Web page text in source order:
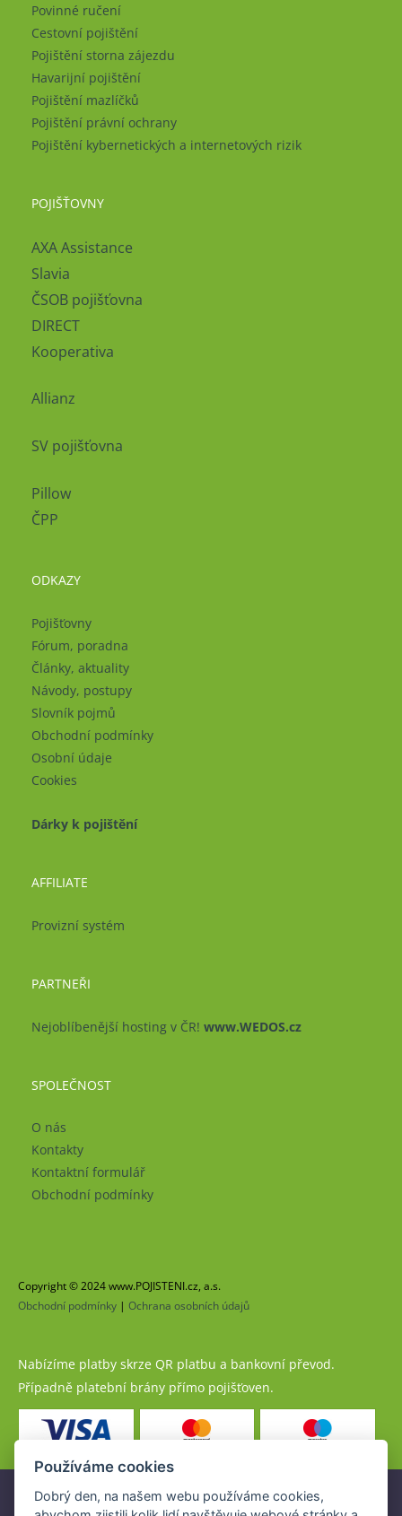
Povinné ručení
Cestovní pojištění
Pojištění storna zájezdu
Havarijní pojištění
Pojištění mazlíčků
Pojištění právní ochrany
Pojištění kybernetických a internetových rizik
POJIŠŤOVNY
AXA Assistance
Slavia
ČSOB pojišťovna
DIRECT
Kooperativa
Allianz
SV pojišťovna
Pillow
ČPP
ODKAZY
Pojišťovny
Fórum, poradna
Články, aktuality
Návody, postupy
Slovník pojmů
Obchodní podmínky
Osobní údaje
Cookies
Dárky k pojištění
AFFILIATE
Provizní systém
PARTNEŘI
Nejoblíbenější hosting v ČR! www.WEDOS.cz
SPOLEČNOST
O nás
Kontakty
Kontaktní formulář
Obchodní podmínky
Copyright © 2024 www.POJISTENI.cz, a.s.
Obchodní podmínky | Ochrana osobních údajů
Nabízíme platby skrze QR platbu a bankovní převod.
Případně platební brány přímo pojišťoven.
Pojistné produkty jsou nabízeny společností
Používáme cookies
Dobrý den, na našem webu používáme cookies,